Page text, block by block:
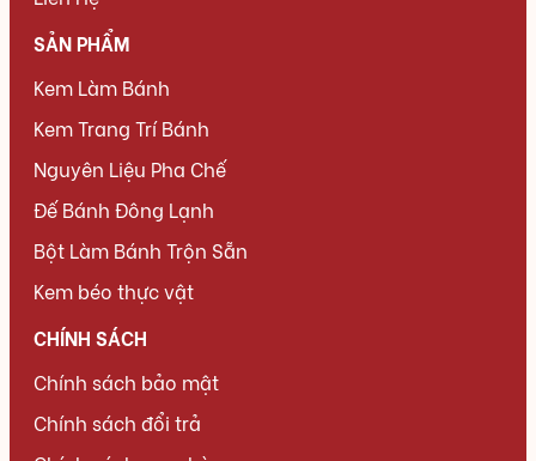
SẢN PHẨM
Kem Làm Bánh
Kem Trang Trí Bánh
Nguyên Liệu Pha Chế
Đế Bánh Đông Lạnh
Bột Làm Bánh Trộn Sẵn
Kem béo thực vật
CHÍNH SÁCH
Chính sách bảo mật
Chính sách đổi trả